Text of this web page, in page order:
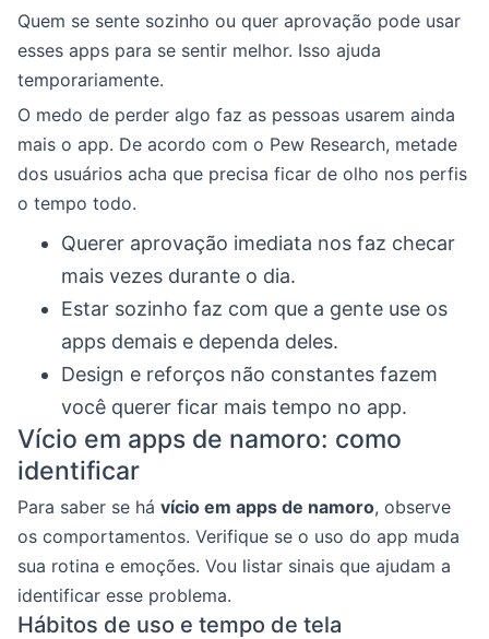
Quem se sente sozinho ou quer aprovação pode usar
esses apps para se sentir melhor. Isso ajuda
temporariamente.
O medo de perder algo faz as pessoas usarem ainda
mais o app. De acordo com o Pew Research, metade
dos usuários acha que precisa ficar de olho nos perfis
o tempo todo.
Querer aprovação imediata nos faz checar
mais vezes durante o dia.
Estar sozinho faz com que a gente use os
apps demais e dependa deles.
Design e reforços não constantes fazem
você querer ficar mais tempo no app.
Vício em apps de namoro: como
identificar
Para saber se há vício em apps de namoro, observe
os comportamentos. Verifique se o uso do app muda
sua rotina e emoções. Vou listar sinais que ajudam a
identificar esse problema.
Hábitos de uso e tempo de tela